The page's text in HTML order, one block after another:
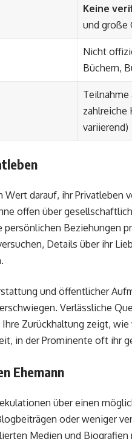
Keine
und große
Nicht
Büchern,
zahlreiche
variierend)
Wert darauf, ihr Privatleben
offen über
Beziehungen
Details über ihr
und öffentlicher
Verlässliche
Zurückhaltung zeigt,
in der Prominente oft ihr
Ehemann
über einen
oder weniger
Medien und